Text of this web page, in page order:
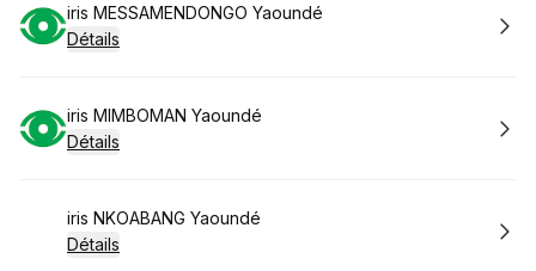
Réserver
iris MESSAMENDONGO Yaoundé
Détails
Réserver
iris MIMBOMAN Yaoundé
Détails
Réserver
iris NKOABANG Yaoundé
Détails